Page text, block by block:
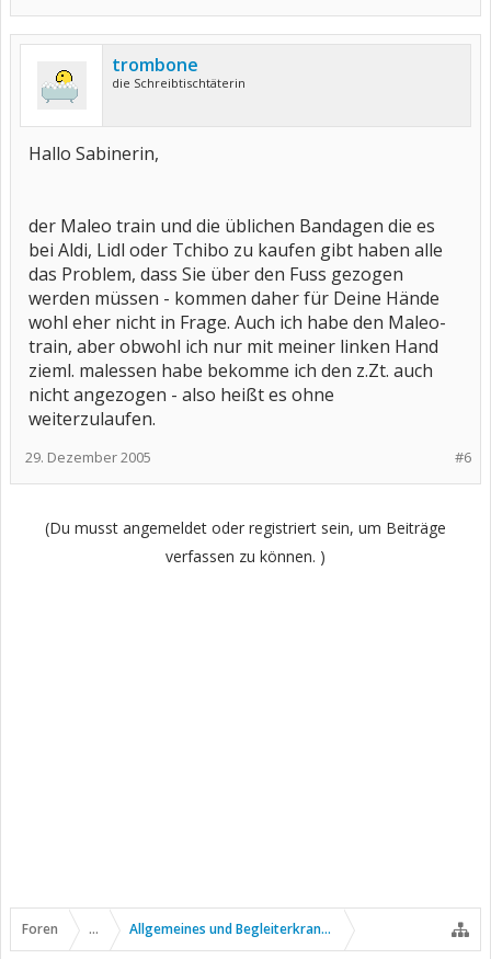
trombone
die Schreibtischtäterin
Hallo Sabinerin,
der Maleo train und die üblichen Bandagen die es
bei Aldi, Lidl oder Tchibo zu kaufen gibt haben alle
das Problem, dass Sie über den Fuss gezogen
werden müssen - kommen daher für Deine Hände
wohl eher nicht in Frage. Auch ich habe den Maleo-
train, aber obwohl ich nur mit meiner linken Hand
zieml. malessen habe bekomme ich den z.Zt. auch
nicht angezogen - also heißt es ohne
weiterzulaufen.
#6
29. Dezember 2005
(Du musst angemeldet oder registriert sein, um Beiträge
verfassen zu können. )
Foren ... Allgemeines und Begleiterkrankungen